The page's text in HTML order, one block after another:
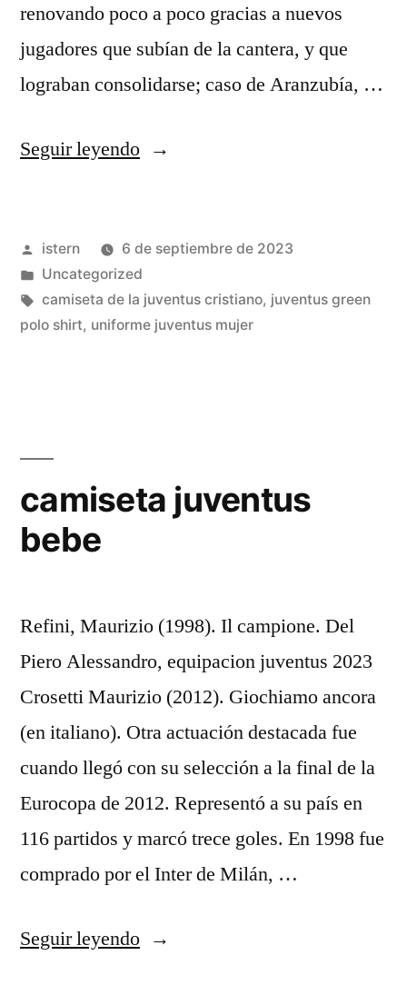
renovando poco a poco gracias a nuevos
jugadores que subían de la cantera, y que
lograban consolidarse; caso de Aranzubía, …
Seguir leyendo«juventus
20»
Publicado
por
istern
6 de septiembre de 2023
Publicado
en
Uncategorized
Etiquetas:
camiseta de la juventus cristiano, juventus green
polo shirt, uniforme juventus mujer
camiseta juventus
bebe
Refini, Maurizio (1998). Il campione. Del
Piero Alessandro, equipacion juventus 2023
Crosetti Maurizio (2012). Giochiamo ancora
(en italiano). Otra actuación destacada fue
cuando llegó con su selección a la final de la
Eurocopa de 2012. Representó a su país en
116 partidos y marcó trece goles. En 1998 fue
comprado por el Inter de Milán, …
Seguir leyendo«camiseta